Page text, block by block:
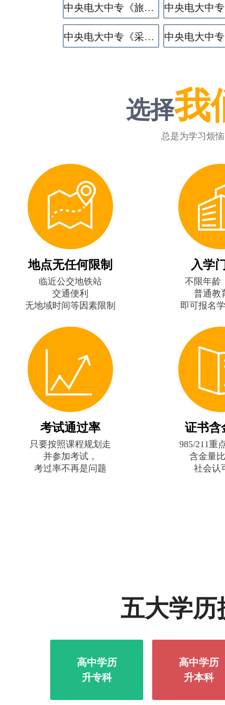
中央电大中专《旅游服务与管理》专业
中央电大中专《采矿技术》专业
选择我
总是为学习烦
地点无任何限制
临近公交地铁站
交通便利
无地域时间等因素限制
入学
不限年龄
普通教
即可报名
考试通过率
只要按照课程规划走
并参加考试，
考过率不再是问题
证书含
985/211重
含金量
社会认
五大学历
高中学历
升专科
高中学历
升本科